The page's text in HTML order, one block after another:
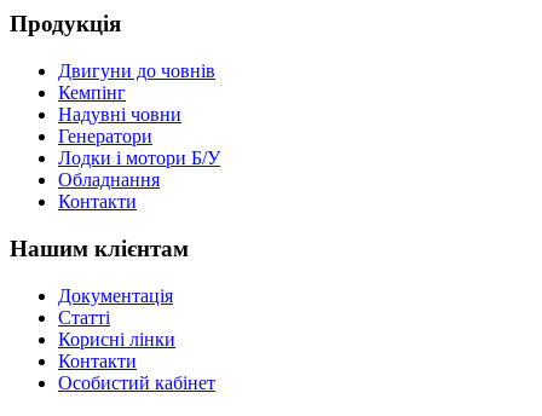
Продукція
Двигуни до човнів
Кемпінг
Надувні човни
Генератори
Лодки і мотори Б/У
Обладнання
Контакти
Нашим клієнтам
Документація
Статті
Корисні лінки
Контакти
Особистий кабінет